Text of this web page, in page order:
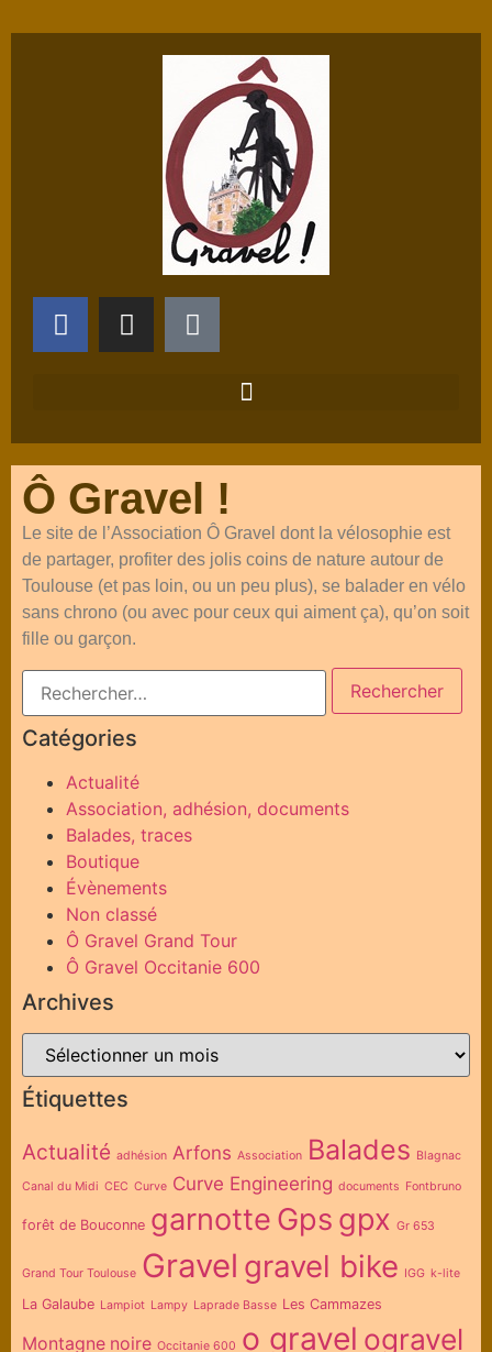
Ô Gravel !
Le site de l’Association Ô Gravel dont la vélosophie est
de partager, profiter des jolis coins de nature autour de
Toulouse (et pas loin, ou un peu plus), se balader en vélo
sans chrono (ou avec pour ceux qui aiment ça), qu’on soit
fille ou garçon.
Catégories
Actualité
Association, adhésion, documents
Balades, traces
Boutique
Évènements
Non classé
Ô Gravel Grand Tour
Ô Gravel Occitanie 600
Archives
Étiquettes
Actualité adhésion Arfons Association Balades Blagnac
Canal du Midi CEC Curve Curve Engineering documents Fontbruno
forêt de Bouconne garnotte Gps gpx Gr 653
Grand Tour Toulouse Gravel gravel bike IGG k-lite
La Galaube Lampiot Lampy Laprade Basse Les Cammazes
Montagne noire Occitanie 600 o gravel ogravel